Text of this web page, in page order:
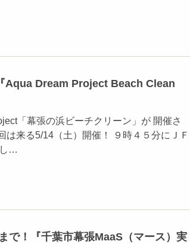
Aqua Dream Project Beach Clean
「幕張の浜ビーチクリーン」が 開催さ
来る5/14（土）開催！ ９時４５分にＪＦ
…
で！『千葉市幕張MaaS（マース）実